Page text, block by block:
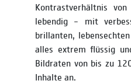
Kontrast­verhältnis
lebendig – mit
brillanten,
alles extrem flüssig
Bildraten von bis zu
Inhalte an.